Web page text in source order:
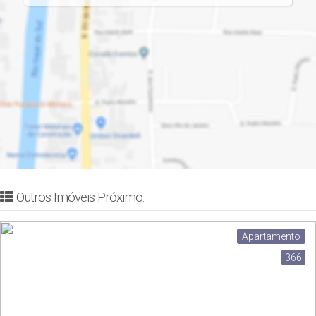
Outros Imóveis Próximo::
Apartamento
366